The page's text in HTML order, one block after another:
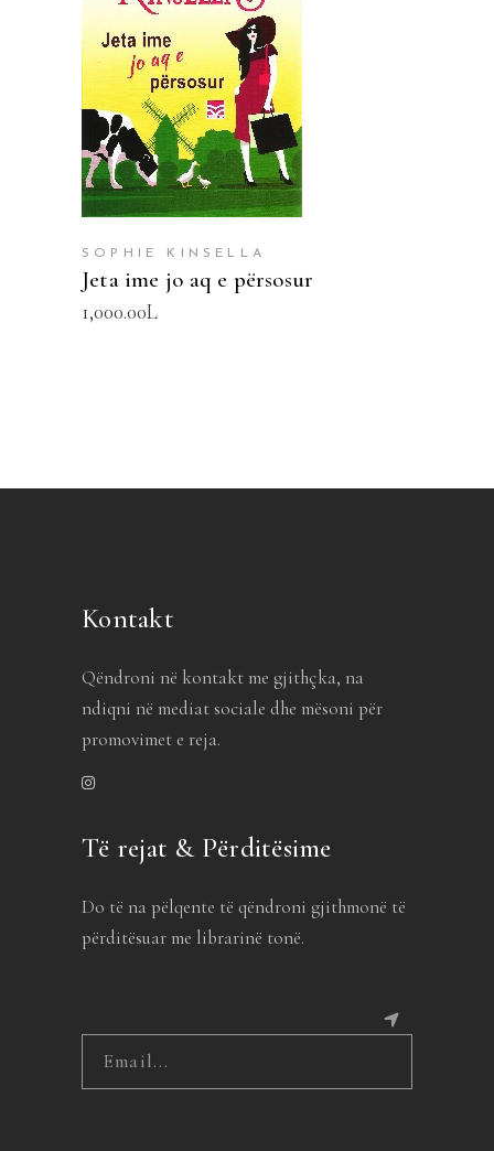
SHTOJE NË SHPORTË
SOPHIE KINSELLA
Jeta ime jo aq e përsosur
1,000.00L
Kontakt
Qëndroni në kontakt me gjithçka, na
ndiqni në mediat sociale dhe mësoni për
promovimet e reja.
Të rejat & Përditësime
Do të na pëlqente të qëndroni gjithmonë të
përditësuar me librarinë tonë.